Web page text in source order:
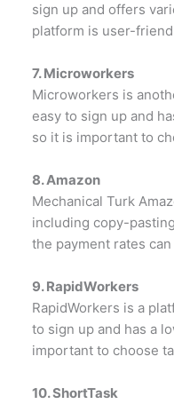
sign up and offers
platform is user-
7. Microworkers
Microworkers is
easy to sign up and
so it is important to
8. Amazon
Mechanical Turk
including copy-
the payment rates
9. RapidWorkers
RapidWorkers is a
to sign up and has a
important to choose
10. ShortTask